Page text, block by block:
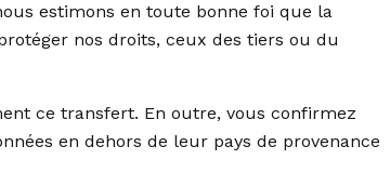
estimons en toute bonne foi que la
nos droits, ceux des tiers ou du
ce transfert. En outre, vous confirmez
en dehors de leur pays de provenance